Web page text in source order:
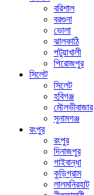
বরিশাল
বরগুনা
ভোলা
ঝালকাঠি
পটুয়াখালী
পিরোজপুর
সিলেট
সিলেট
হবিগঞ্জ
মৌলভীবাজার
সুনামগঞ্জ
রংপুর
রংপুর
দিনাজপুর
গাইবান্ধা
কুড়িগ্রাম
লালমনিরহাট